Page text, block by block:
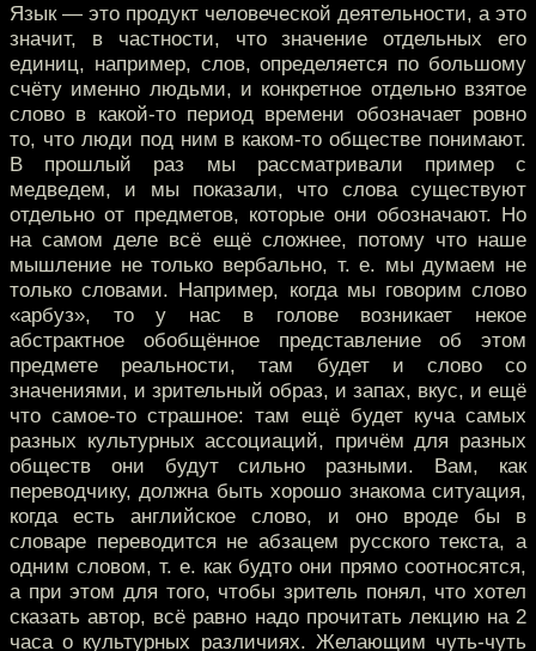
Язык — это продукт человеческой деятельности, а это
значит, в частности, что значение отдельных его
единиц, например, слов, определяется по большому
счёту именно людьми, и конкретное отдельно взятое
слово в какой-то период времени обозначает ровно
то, что люди под ним в каком-то обществе понимают.
В прошлый раз мы рассматривали пример с
медведем, и мы показали, что слова существуют
отдельно от предметов, которые они обозначают. Но
на самом деле всё ещё сложнее, потому что наше
мышление не только вербально, т. е. мы думаем не
только словами. Например, когда мы говорим слово
«арбуз», то у нас в голове возникает некое
абстрактное обобщённое представление об этом
предмете реальности, там будет и слово со
значениями, и зрительный образ, и запах, вкус, и ещё
что самое-то страшное: там ещё будет куча самых
разных культурных ассоциаций, причём для разных
обществ они будут сильно разными. Вам, как
переводчику, должна быть хорошо знакома ситуация,
когда есть английское слово, и оно вроде бы в
словаре переводится не абзацем русского текста, а
одним словом, т. е. как будто они прямо соотносятся,
а при этом для того, чтобы зритель понял, что хотел
сказать автор, всё равно надо прочитать лекцию на 2
часа о культурных различиях. Желающим чуть-чуть